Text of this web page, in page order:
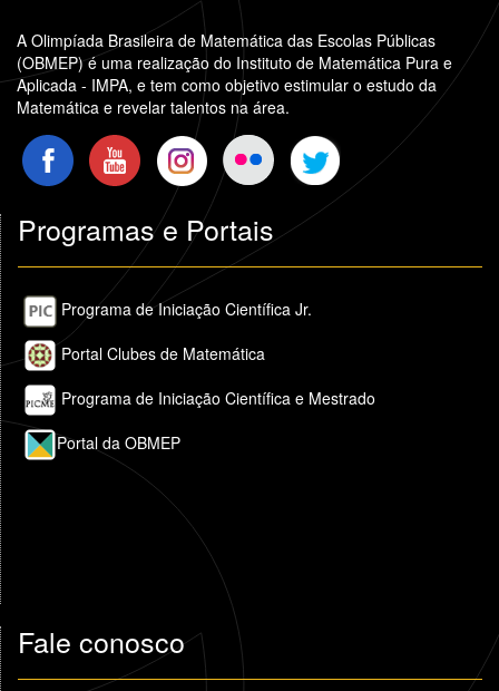
A Olimpíada Brasileira de Matemática das Escolas Públicas
(OBMEP) é uma realização do Instituto de Matemática Pura e
Aplicada - IMPA, e tem como objetivo estimular o estudo da
Matemática e revelar talentos na área.
Programas e Portais
Programa de Iniciação Científica Jr.
Portal Clubes de Matemática
Programa de Iniciação Científica e Mestrado
Portal da OBMEP
Fale conosco